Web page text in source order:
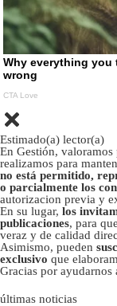
Estimado(a) lector(a)
En Gestión,
realizamos para
no está permitido,
o parcialmente los
autorizacion previa y
En su lugar, los
publicaciones, para
veraz y de calidad
Asimismo, pueden
exclusivo que
Gracias por ayudarnos
últimas noticias